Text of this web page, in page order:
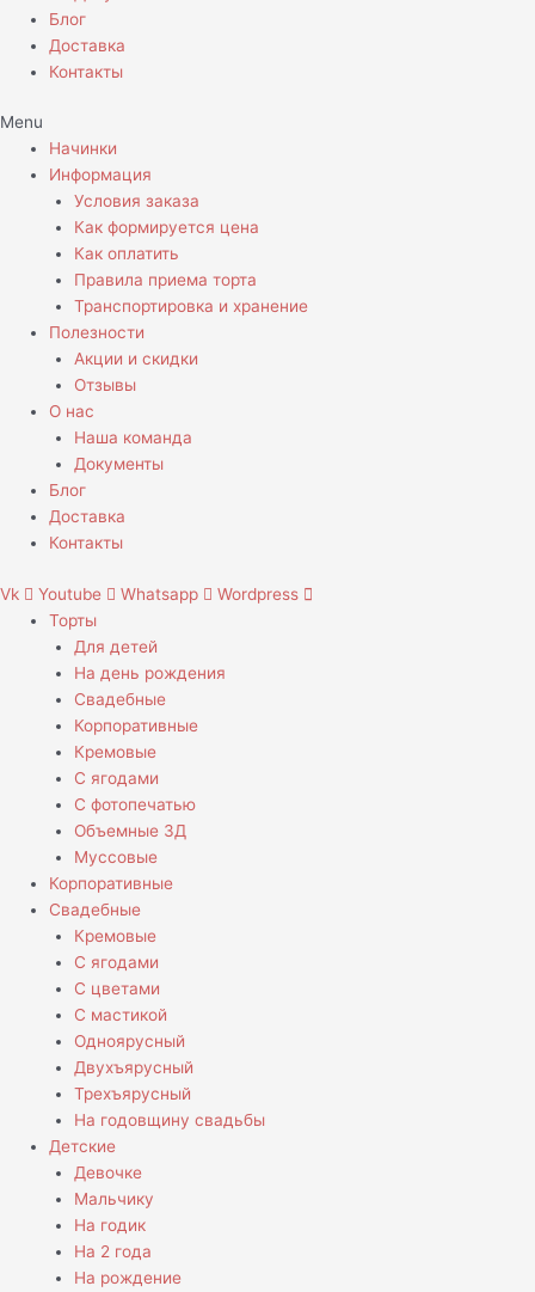
Блог
Доставка
Контакты
Menu
Начинки
Информация
Условия заказа
Как формируется цена
Как оплатить
Правила приема торта
Транспортировка и хранение
Полезности
Акции и скидки
Отзывы
О нас
Наша команда
Документы
Блог
Доставка
Контакты
Vk Youtube Whatsapp
Wordpress
Торты
Для детей
На день рождения
Свадебные
Корпоративные
Кремовые
С ягодами
С фотопечатью
Объемные 3Д
Муссовые
Корпоративные
Свадебные
Кремовые
С ягодами
С цветами
С мастикой
Одноярусный
Двухъярусный
Трехъярусный
На годовщину свадьбы
Детские
Девочке
Мальчику
На годик
На 2 года
На рождение